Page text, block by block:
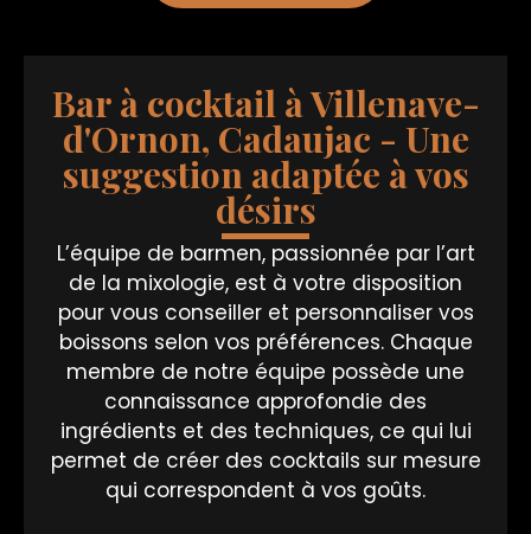
Bar à cocktail à Villenave-
d'Ornon, Cadaujac - Une
suggestion adaptée à vos
désirs
L’équipe de barmen, passionnée par l’art
de la mixologie, est à votre disposition
pour vous conseiller et personnaliser vos
boissons selon vos préférences. Chaque
membre de notre équipe possède une
connaissance approfondie des
ingrédients et des techniques, ce qui lui
permet de créer des cocktails sur mesure
qui correspondent à vos goûts.